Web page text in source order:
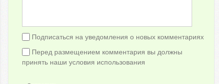
Подписаться на уведомления о новых комментариях
Перед размещением комментария вы должны
принять наши условия использования